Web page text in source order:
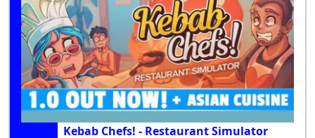
Kebab Chefs! - Restaurant Simulator